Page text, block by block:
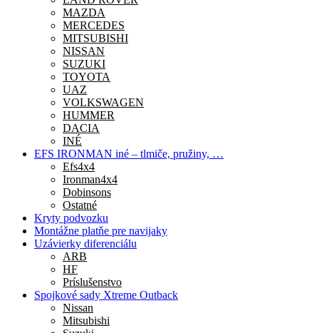
MAZDA
MERCEDES
MITSUBISHI
NISSAN
SUZUKI
TOYOTA
UAZ
VOLKSWAGEN
HUMMER
DACIA
INÉ
EFS IRONMAN iné – tlmiče, pružiny, …
Efs4x4
Ironman4x4
Dobinsons
Ostatné
Kryty podvozku
Montážne platňe pre navijaky
Uzávierky diferenciálu
ARB
HF
Príslušenstvo
Spojkové sady Xtreme Outback
Nissan
Mitsubishi